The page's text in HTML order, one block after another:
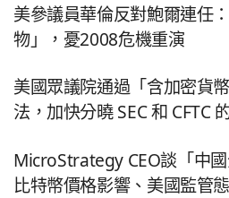
美參議員華倫反對鮑爾連任
物」，憂2008危機重演
美國眾議院通過「含加密貨
法，加快分曉 SEC 和 CFTC
MicroStrategy CEO談「中
比特幣價格影響、美國監管